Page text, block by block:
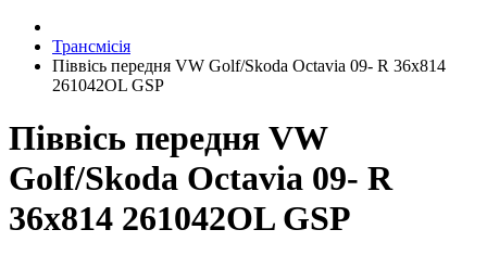
Трансмісія
Піввісь передня VW Golf/Skoda Octavia 09- R 36x814
261042OL GSP
Піввісь передня VW
Golf/Skoda Octavia 09- R
36x814 261042OL GSP